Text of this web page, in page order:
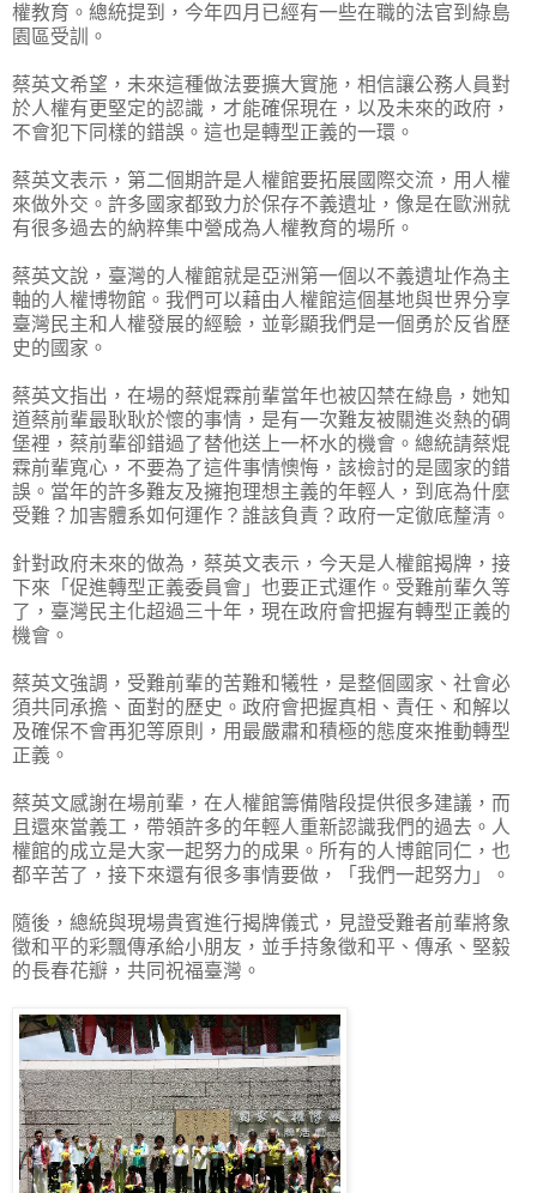
權教育。總統提到，今年四月已經有一些在職的法官到綠島
園區受訓。
蔡英文希望，未來這種做法要擴大實施，相信讓公務人員對
於人權有更堅定的認識，才能確保現在，以及未來的政府，
不會犯下同樣的錯誤。這也是轉型正義的一環。
蔡英文表示，第二個期許是人權館要拓展國際交流，用人權
來做外交。許多國家都致力於保存不義遺址，像是在歐洲就
有很多過去的納粹集中營成為人權教育的場所。
蔡英文說，臺灣的人權館就是亞洲第一個以不義遺址作為主
軸的人權博物館。我們可以藉由人權館這個基地與世界分享
臺灣民主和人權發展的經驗，並彰顯我們是一個勇於反省歷
史的國家。
蔡英文指出，在場的蔡焜霖前輩當年也被囚禁在綠島，她知
道蔡前輩最耿耿於懷的事情，是有一次難友被關進炎熱的碉
堡裡，蔡前輩卻錯過了替他送上一杯水的機會。總統請蔡焜
霖前輩寬心，不要為了這件事情懊悔，該檢討的是國家的錯
誤。當年的許多難友及擁抱理想主義的年輕人，到底為什麼
受難？加害體系如何運作？誰該負責？政府一定徹底釐清。
針對政府未來的做為，蔡英文表示，今天是人權館揭牌，接
下來「促進轉型正義委員會」也要正式運作。受難前輩久等
了，臺灣民主化超過三十年，現在政府會把握有轉型正義的
機會。
蔡英文強調，受難前輩的苦難和犧牲，是整個國家、社會必
須共同承擔、面對的歷史。政府會把握真相、責任、和解以
及確保不會再犯等原則，用最嚴肅和積極的態度來推動轉型
正義。
蔡英文感謝在場前輩，在人權館籌備階段提供很多建議，而
且還來當義工，帶領許多的年輕人重新認識我們的過去。人
權館的成立是大家一起努力的成果。所有的人博館同仁，也
都辛苦了，接下來還有很多事情要做，「我們一起努力」。
隨後，總統與現場貴賓進行揭牌儀式，見證受難者前輩將象
徵和平的彩飄傳承給小朋友，並手持象徵和平、傳承、堅毅
的長春花瓣，共同祝福臺灣。